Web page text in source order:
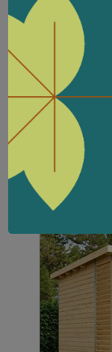
Design
Portes
Bois massif
Espace